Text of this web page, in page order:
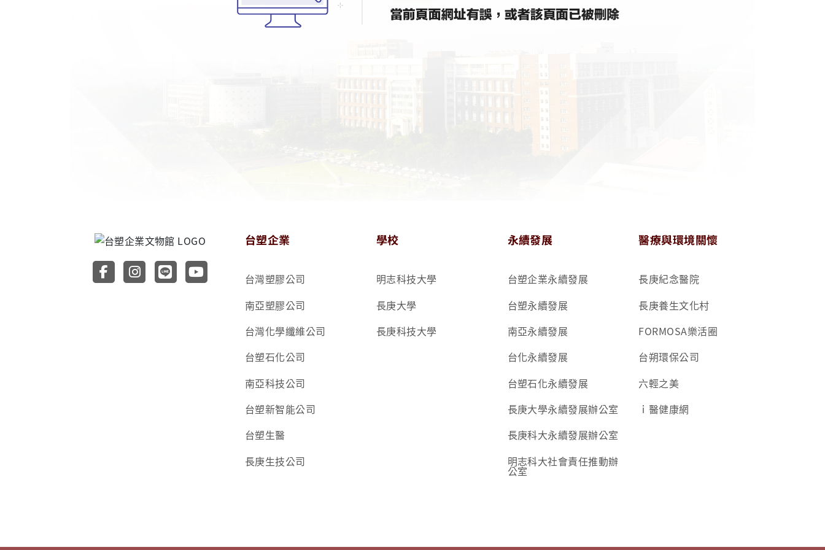
前往台塑企業文物館 Facebook
前往台塑企業文物館 Instagram
前往台塑企業文物館 LINE
前往台塑企業文物館 YouTube
台塑企業
台灣塑膠公司
南亞塑膠公司
台灣化學纖維公司
台塑石化公司
南亞科技公司
台塑新智能公司
台塑生醫
長庚生技公司
學校
明志科技大學
長庚大學
長庚科技大學
永續發展
台塑企業永續發展
台塑永續發展
南亞永續發展
台化永續發展
台塑石化永續發展
長庚大學永續發展辦公室
長庚科大永續發展辦公室
明志科大社會責任推動辦
公室
醫療與環境關懷
長庚紀念醫院
長庚養生文化村
FORMOSA樂活圈
台朔環保公司
六輕之美
ｉ醫健康網